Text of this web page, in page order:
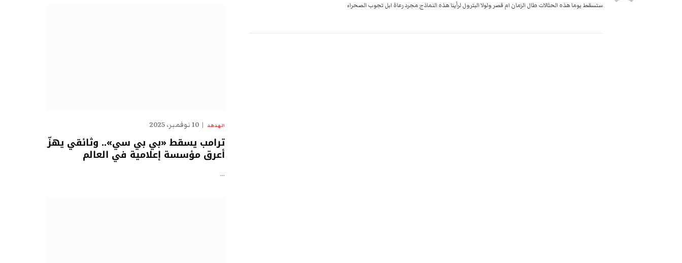
ستسقط يوما هذه الحثالات طال الزمان ام قصر ولولا البترول لرأينا هذه النماذج مجرد رعاة ابل تجوب الصحراء
الهدهد 10 نوفمبر، 2025
ترامب يسقط «بي بي سي».. وثائقي يهزّ
أعرق مؤسسة إعلامية في العالم
…